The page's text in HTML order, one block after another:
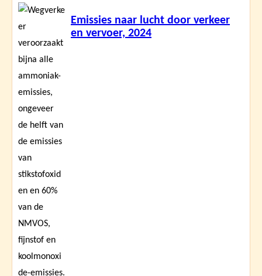
Emissies naar lucht door verkeer
en vervoer, 2024
Lees
meer